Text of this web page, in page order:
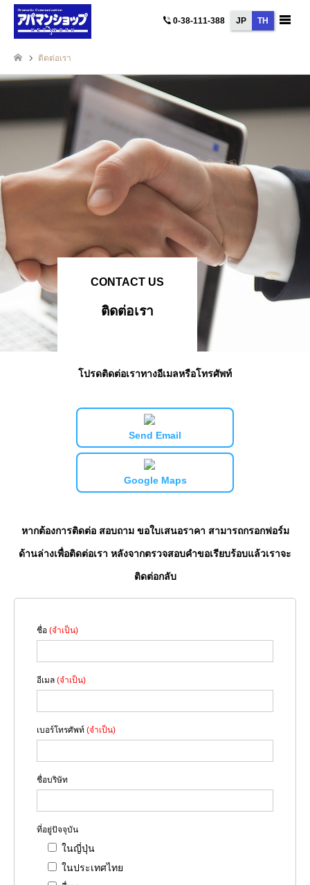
0-38-111-388 JP TH
ติดต่อเรา
CONTACT US
ติดต่อเรา
โปรดติดต่อเราทางอีเมลหรือโทรศัพท์
Send Email
Google Maps
หากต้องการติดต่อ สอบถาม ขอใบเสนอราคา สามารถกรอกฟอร์ม
ด้านล่างเพื่อติดต่อเรา หลังจากตรวจสอบคำขอเรียบร้อบแล้วเราจะ
ติดต่อกลับ
ชื่อ (จำเป็น)
อีเมล (จำเป็น)
เบอร์โทรศัพท์ (จำเป็น)
ชื่อบริษัท
ที่อยู่ปัจจุบัน
ในญี่ปุ่น
ในประเทศไทย